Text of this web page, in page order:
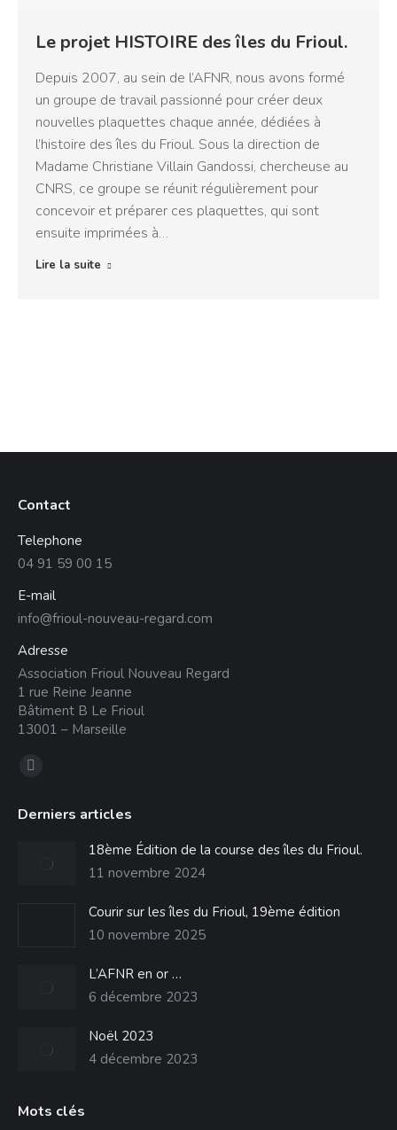
Le projet HISTOIRE des îles du Frioul.
Depuis 2007, au sein de l’AFNR, nous avons formé
un groupe de travail passionné pour créer deux
nouvelles plaquettes chaque année, dédiées à
l’histoire des îles du Frioul. Sous la direction de
Madame Christiane Villain Gandossi, chercheuse au
CNRS, ce groupe se réunit régulièrement pour
concevoir et préparer ces plaquettes, qui sont
ensuite imprimées à…
Lire la suite
Contact
Telephone
04 91 59 00 15
E-mail
info@frioul-nouveau-regard.com
Adresse
Association Frioul Nouveau Regard
1 rue Reine Jeanne
Bâtiment B Le Frioul
13001 – Marseille
Trouvez nous sur :
La
Facebook
dans
Derniers articles
18ème Édition de la course des îles du Frioul.
11 novembre 2024
Courir sur les îles du Frioul, 19ème édition
10 novembre 2025
L’AFNR en or …
6 décembre 2023
Noël 2023
4 décembre 2023
Mots clés